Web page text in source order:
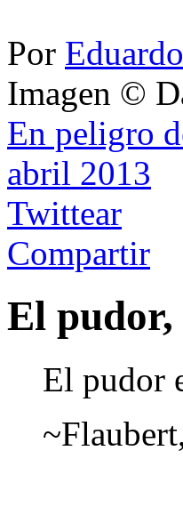
Por
Imagen ©
En peligro
abril 2013
Twittear
Compartir
El pudor,
El pudor